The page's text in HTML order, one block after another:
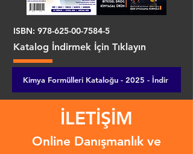
ISBN: 978-625-00-7584-5
Katalog İndirmek İçin Tıklayın
Kimya Formülleri Kataloğu - 2025 - İndir
İLETİŞİM
Online Danışmanlık ve